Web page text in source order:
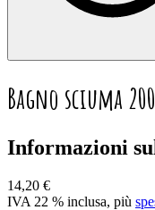
Bagno sciuma
Informazioni
14,20 €
IVA 22 % inclusa, più